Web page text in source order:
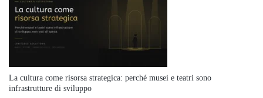
La cultura come risorsa strategica: perché musei e teatri sono
infrastrutture di sviluppo